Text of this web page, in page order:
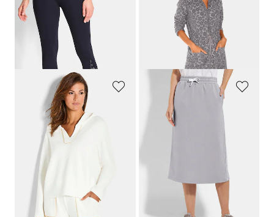
Legging in een set van 2
54,95 €
69,95 €
Laagste prijs van de afgelopen 30
dagen**: 59,95 €
(-8%)
109,95 €
Laagste prijs van de afgelopen 30
dagen**: 76,97 € (-14%)
GOLDNER
Sweatshirt met sierbies
89,95 €
BARBARA LEBEK
Sweatrok van katoen met rijgkoord
89,95 €
Laagste prijs van de afgelopen 30
dagen**: 58,47 €